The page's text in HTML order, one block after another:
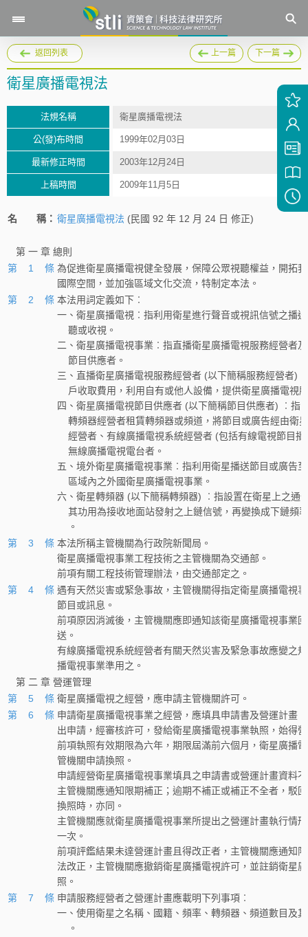
返回列表 上一篇 下一篇
衛星廣播電視法
法規名稱 衛星廣播電視法
公(發)布時間 1999年02月03日
最新修正時間 2003年12月24日
上稿時間 2009年11月5日
名 稱： 衛星廣播電視法 (民國 92 年 12 月 24 日 修正)
第 一 章 總則
第 1 條 為促進衛星廣播電視健全發展，保障公眾視聽權益，開拓
國際空間，並加強區域文化交流，特制定本法。
第 2 條 本法用詞定義如下︰
一、衛星廣播電視︰指利用衛星進行聲音或視訊信號之播
    聽或收視。
二、衛星廣播電視事業︰指直播衛星廣播電視服務經營者
    節目供應者。
三、直播衛星廣播電視服務經營者 (以下簡稱服務經營者)
戶收取費用，利用自有或他人設備，提供衛星廣播電視
四、衛星廣播電視節目供應者 (以下簡稱節目供應者) ︰指
轉頻器經營者租賃轉頻器或頻道，將節目或廣告經由衛
經營者、有線廣播電視系統經營者 (包括有線電視節目播
    無線廣播電視電台者。
五、境外衛星廣播電視事業︰指利用衛星播送節目或廣告
    區域內之外國衛星廣播電視事業。
六、衛星轉頻器 (以下簡稱轉頻器) ︰指設置在衛星上之通
其功用為接收地面站發射之上鏈信號，再變換成下鏈頻
    。
第 3 條 本法所稱主管機關為行政院新聞局。
衛星廣播電視事業工程技術之主管機關為交通部。
前項有關工程技術管理辦法，由交通部定之。
第 4 條 遇有天然災害或緊急事故，主管機關得指定衛星廣播電視
節目或訊息。
前項原因消滅後，主管機關應即通知該衛星廣播電視事業
送。
有線廣播電視系統經營者有關天然災害及緊急事故應變之
播電視事業準用之。
第 二 章 營運管理
第 5 條 衛星廣播電視之經營，應申請主管機關許可。
第 6 條 申請衛星廣播電視事業之經營，應填具申請書及營運計畫
出申請，經審核許可，發給衛星廣播電視事業執照，始得
前項執照有效期限為六年，期限屆滿前六個月，衛星廣播
管機關申請換照。
申請經營衛星廣播電視事業填具之申請書或營運計畫資料
主管機關應通知限期補正；逾期不補正或補正不全者，駁
換照時，亦同。
主管機關應就衛星廣播電視事業所提出之營運計畫執行情
一次。
前項評鑑結果未達營運計畫且得改正者，主管機關應通知
法改正，主管機關應撤銷衛星廣播電視許可，並註銷衛星
照。
第 7 條 申請服務經營者之營運計畫應載明下列事項︰
一、使用衛星之名稱、國籍、頻率、轉頻器、頻道數目及
    。